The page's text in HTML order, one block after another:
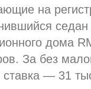
на
дома
За без
ставка — 31